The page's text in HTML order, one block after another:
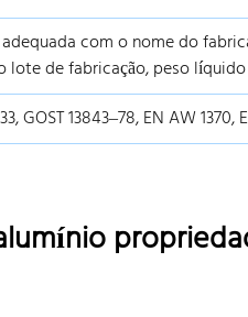
com o nome do
lote de fabricação, peso
GOST 13843–78, EN AW 1370,